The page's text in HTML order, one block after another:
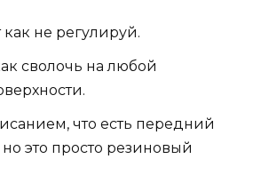
как не регулируй.
сволочь на любой
что есть передний
но это просто резиновый